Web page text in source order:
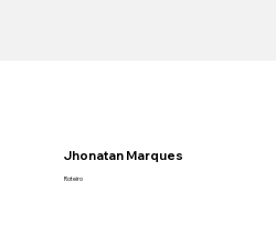
Jhonatan Marques
Roteiro